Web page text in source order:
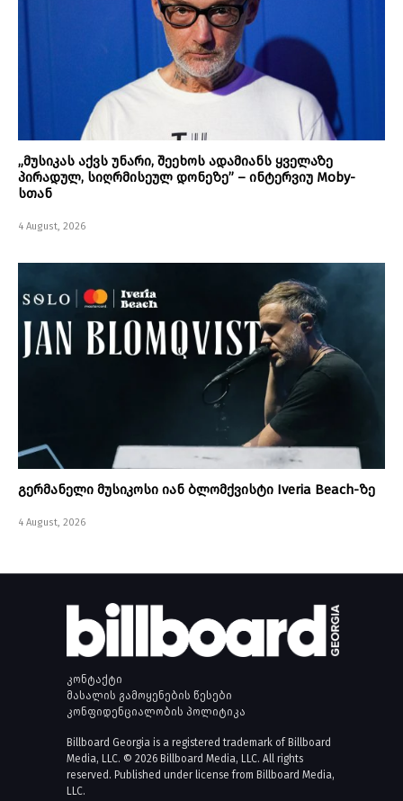
„მუსიკას აქვს უნარი, შეეხოს ადამიანს ყველაზე
პირადულ, სიღრმისეულ დონეზე” – ინტერვიუ Moby-
სთან
4 August, 2026
გერმანელი მუსიკოსი იან ბლომქვისტი Iveria Beach-ზე
4 August, 2026
კონტაქტი
მასალის გამოყენების წესები
კონფიდენციალობის პოლიტიკა
Billboard Georgia is a registered trademark of Billboard
Media, LLC. © 2026 Billboard Media, LLC. All rights
reserved. Published under license from Billboard Media,
LLC.